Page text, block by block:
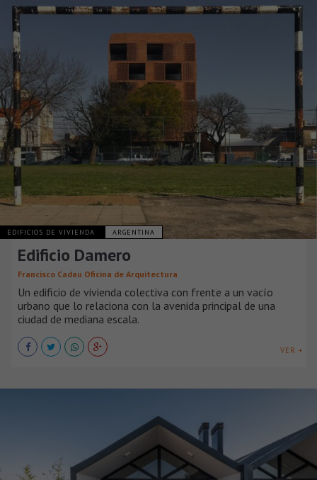
EDIFICIOS DE VIVIENDA ARGENTINA
Edificio Damero
Francisco Cadau Oficina de Arquitectura
Un edificio de vivienda colectiva con frente a un vacío
urbano que lo relaciona con la avenida principal de una
ciudad de mediana escala.
VER +